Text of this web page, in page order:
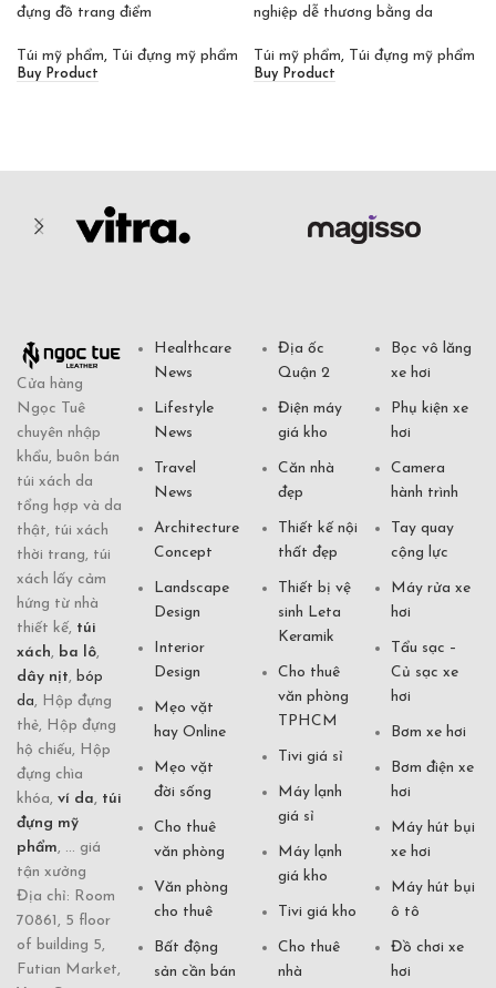
đựng đồ trang điểm
Túi mỹ phẩm, Túi đựng mỹ phẩm
Buy Product
nghiệp dễ thương bằng da
Túi mỹ phẩm, Túi đựng mỹ phẩm
Buy Product
Cửa hàng
Ngọc Tuê
chuyên nhập
khẩu, buôn bán
túi xách da
tổng hợp và da
thật, túi xách
thời trang, túi
xách lấy cảm
hứng từ nhà
thiết kế, túi
xách, ba lô,
dây nịt, bóp
da, Hộp đựng
thẻ, Hộp đựng
hộ chiếu, Hộp
đựng chìa
khóa, ví da, túi
đựng mỹ
phẩm, ... giá
tận xưởng
Địa chỉ: Room
70861, 5 floor
of building 5,
Futian Market,
Healthcare
News
Lifestyle
News
Travel
News
Architecture
Concept
Landscape
Design
Interior
Design
Mẹo vặt
hay Online
Mẹo vặt
đời sống
Cho thuê
văn phòng
Văn phòng
cho thuê
Bất động
sản cần bán
Địa ốc
Quận 2
Điện máy
giá kho
Căn nhà
đẹp
Thiết kế nội
thất đẹp
Thiết bị vệ
sinh Leta
Keramik
Cho thuê
văn phòng
TPHCM
Tivi giá sỉ
Máy lạnh
giá sỉ
Máy lạnh
giá kho
Tivi giá kho
Cho thuê
nhà
Bọc vô lăng
xe hơi
Phụ kiện xe
hơi
Camera
hành trình
Tay quay
cộng lực
Máy rửa xe
hơi
Tẩu sạc –
Củ sạc xe
hơi
Bơm xe hơi
Bơm điện xe
hơi
Máy hút bụi
xe hơi
Máy hút bụi
ô tô
Đồ chơi xe
hơi